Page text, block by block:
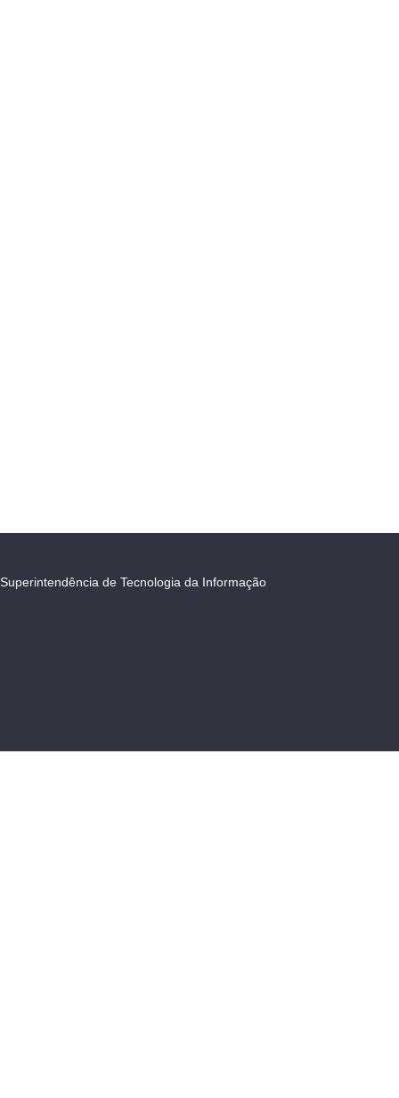
Superintendência de Tecnologia da Informação